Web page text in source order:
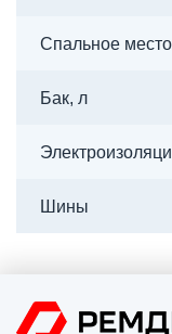
Спальное место
Бак, л
Шины